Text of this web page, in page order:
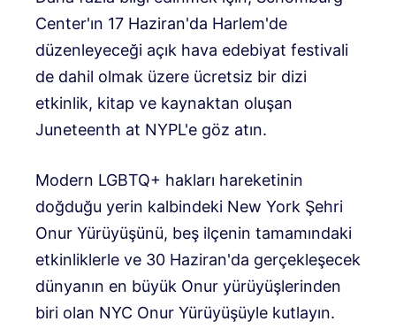
Center'ın 17 Haziran'da Harlem'de
düzenleyeceği açık hava edebiyat festivali
de dahil olmak üzere ücretsiz bir dizi
etkinlik, kitap ve kaynaktan oluşan
Juneteenth at NYPL'e göz atın.
Modern LGBTQ+ hakları hareketinin
doğduğu yerin kalbindeki New York Şehri
Onur Yürüyüşünü, beş ilçenin tamamındaki
etkinliklerle ve 30 Haziran'da gerçekleşecek
dünyanın en büyük Onur yürüyüşlerinden
biri olan NYC Onur Yürüyüşüyle ​​kutlayın.